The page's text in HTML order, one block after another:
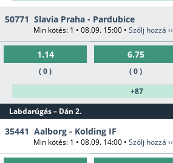
50771 Slavia Praha - Pardubice
Min kötés: 1 • 08.09. 15:00 • Szólj hozzá ››
1.14
( 0 )
6.75
( 0 )
+87
Labdarúgás – Dán 2.
35441 Aalborg - Kolding IF
Min kötés: 1 • 08.09. 14:00 • Szólj hozzá ››